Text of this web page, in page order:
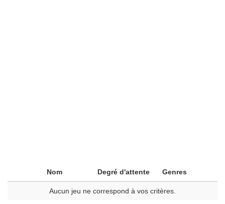
Nom Degré d'attente Genres
Aucun jeu ne correspond à vos critères.